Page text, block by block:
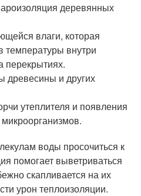
деревянных
влаги, которая
температуры внутри
перекрытиях.
древесины и других
утеплителя и появления
воды просочиться к
помогает выветриваться
скапливается на их
урон теплоизоляции.